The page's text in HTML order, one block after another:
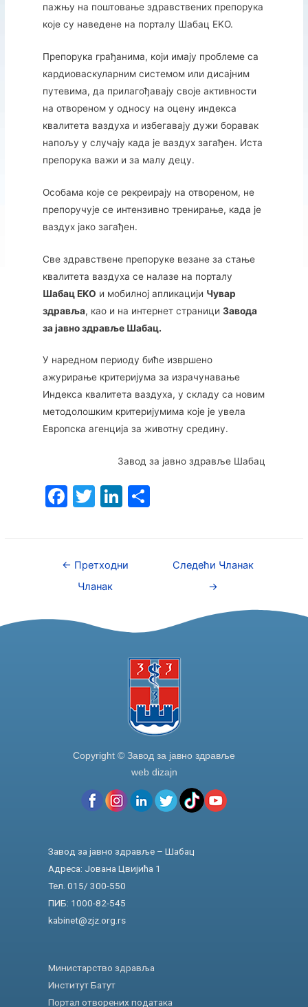
пажњу на поштовање здравствених препорука
које су наведене на порталу Шабац EKО.
Препорука грађанима, који имају проблеме са
кардиоваскуларним системом или дисајним
путевима, да прилагођавају своје активности
на отвореном у односу на оцену индекса
квалитета ваздуха и избегавају дужи боравак
напољу у случају када је ваздух загађен. Иста
препорука важи и за малу децу.
Особама које се рекреирају на отвореном, не
препоручује се интензивно тренирање, када је
ваздух јако загађен.
Све здравствене препоруке везане за стање
квалитета ваздуха се налазе на порталу
Шабац EKО и мобилној апликацији Чувар
здравља, као и на интернет страници Завода
за јавно здравље Шабац.
У наредном периоду биће извршено
ажурирање критеријума за израчунавање
Индекса квалитета ваздуха, у складу са новим
методолошким критеријумима које је увела
Европска агенција за животну средину.
Завод за јавно здравље Шабац
F
e
b
o
T
er
Li
e
S
← Претходни
Чланак
Следећи Чланак
→
Copyright © Завод за јавно здравље
web dizajn
Завод за јавно здравље – Шабац
Адреса: Јована Цвијића 1
Тел. 015/ 300-550
ПИБ: 1000-82-545
kabinet@zjz.org.rs
Министарство здравља
Институт Батут
Портал отворених података